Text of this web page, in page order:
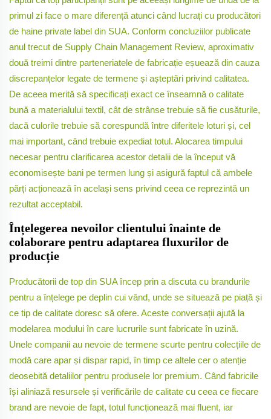
primul zi face o mare diferență atunci când lucrați cu producători
de haine private label din SUA. Conform concluziilor publicate
anul trecut de Supply Chain Management Review, aproximativ
două treimi dintre parteneriatele de fabricație eșuează din cauza
discrepanțelor legate de termene și așteptări privind calitatea.
De aceea merită să specificați exact ce înseamnă o calitate
bună a materialului textil, cât de strânse trebuie să fie cusăturile,
dacă culorile trebuie să corespundă între diferitele loturi și, cel
mai important, când trebuie expediat totul. Alocarea timpului
necesar pentru clarificarea acestor detalii de la început vă
economisește bani pe termen lung și asigură faptul că ambele
părți acționează în același sens privind ceea ce reprezintă un
rezultat acceptabil.
Înțelegerea nevoilor clientului înainte de
colaborare pentru adaptarea fluxurilor de
producție
Producătorii de top din SUA încep prin a discuta cu brandurile
pentru a înțelege pe deplin cui vând, unde se situează pe piață și
ce tip de calitate doresc să ofere. Aceste conversații ajută la
modelarea modului în care lucrurile sunt fabricate în uzină.
Unele companii au nevoie de termene scurte pentru colecțiile de
modă care apar și dispar rapid, în timp ce altele cer o atenție
deosebită detaliilor pentru produsele lor premium. Când fabricile
își aliniază resursele și verificările de calitate cu ceea ce fiecare
brand are nevoie de fapt, totul funcționează mai fluent, iar